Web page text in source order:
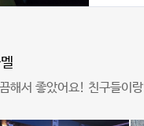
해서 좋았어요! 친구들이